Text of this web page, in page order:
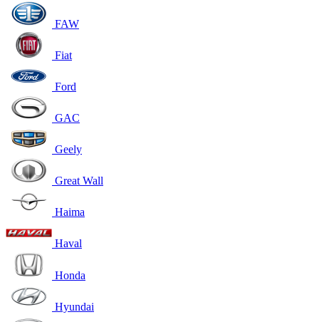
FAW
Fiat
Ford
GAC
Geely
Great Wall
Haima
Haval
Honda
Hyundai